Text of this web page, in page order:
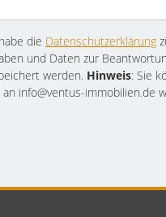
die Datenschutzerklärung
und Daten zur
werden. Hinweis: Sie
an info@ventus-immobilien.de